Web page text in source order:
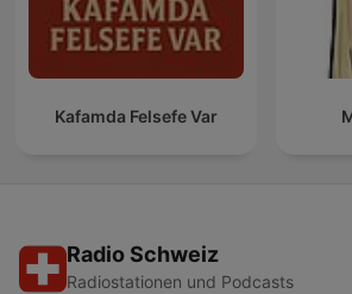
Kafamda Felsefe Var
Radio Schweiz
Radiostationen und Podcasts